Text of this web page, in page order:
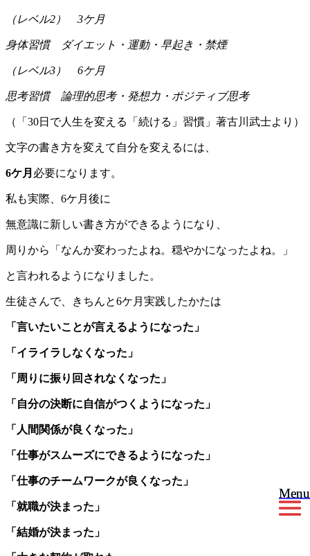
Menu
Menu
（レベル2） 3ケ月
身体習慣 ダイエット・運動・早起き・禁煙
（レベル3） 6ケ月
思考習慣 論理的思考・発想力・ポジティブ思考
（「30日で人生を変える「続ける」習慣」著古川武士より）
文字の書き方を変えて自分を変えるには、
6ケ月 必要になります。
私も実際、6ケ月後に
無意識に新しい書き方ができるようになり、
周りから「なんか変わったよね。穏やかになったよね。」
と言われるようになりました。
生徒さんで、きちんと6ケ月実践したかたは
「言いたいことが言えるようになった」
「イライラしなくなった」
「周りに振り回されなくなった」
「自分の決断に自信がつくようになった」
「人間関係が良くなった」
「仕事がスムーズにできるようになった」
「仕事のチームワークが良くなった」
「就職が決まった」
「結婚が決まった」